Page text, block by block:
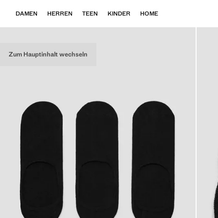
Zum Hauptinhalt wechseln
DAMEN HERREN TEEN KINDER HOME